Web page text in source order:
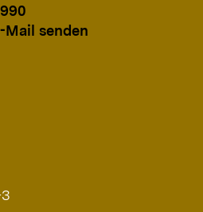
Mail senden